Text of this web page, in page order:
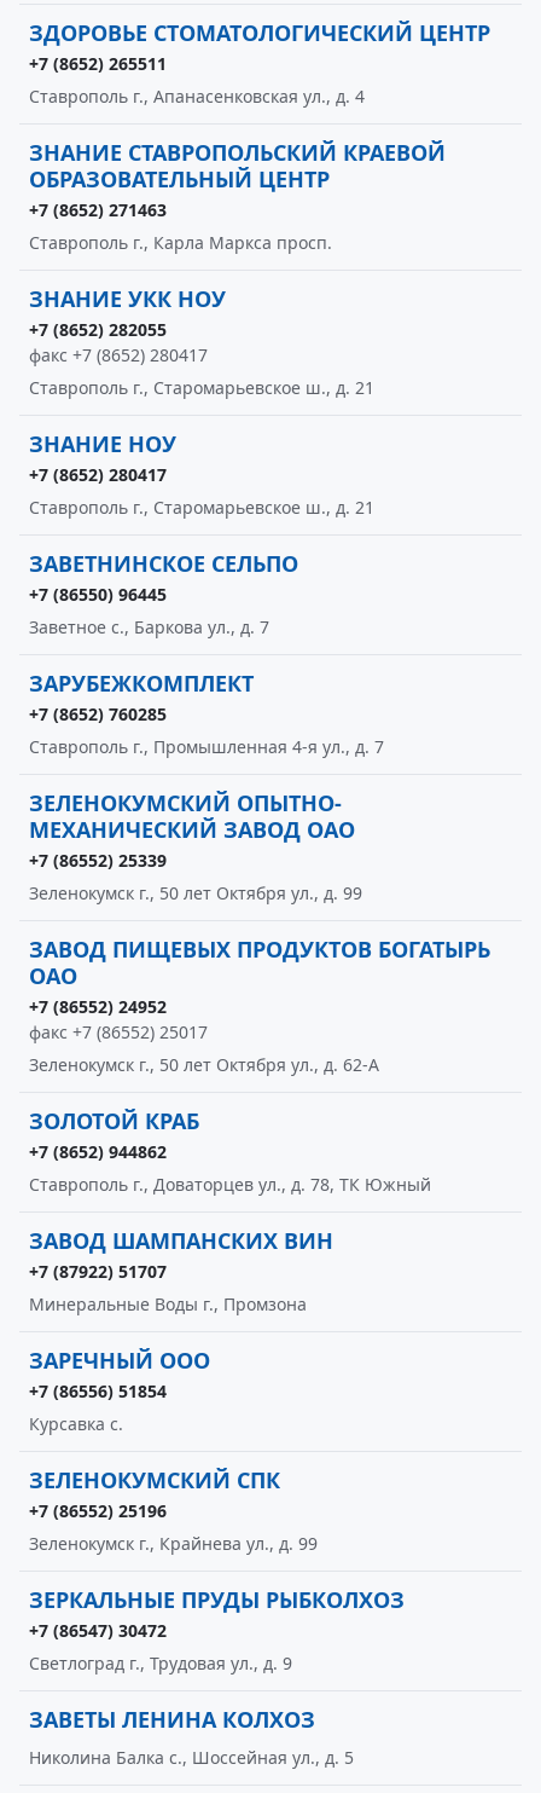
ЗДОРОВЬЕ СТОМАТОЛОГИЧЕСКИЙ ЦЕНТР
+7 (8652) 265511
Ставрополь г., Апанасенковская ул., д. 4
ЗНАНИЕ СТАВРОПОЛЬСКИЙ КРАЕВОЙ
ОБРАЗОВАТЕЛЬНЫЙ ЦЕНТР
+7 (8652) 271463
Ставрополь г., Карла Маркса просп.
ЗНАНИЕ УКК НОУ
+7 (8652) 282055
факс +7 (8652) 280417
Ставрополь г., Старомарьевское ш., д. 21
ЗНАНИЕ НОУ
+7 (8652) 280417
Ставрополь г., Старомарьевское ш., д. 21
ЗАВЕТНИНСКОЕ СЕЛЬПО
+7 (86550) 96445
Заветное с., Баркова ул., д. 7
ЗАРУБЕЖКОМПЛЕКТ
+7 (8652) 760285
Ставрополь г., Промышленная 4-я ул., д. 7
ЗЕЛЕНОКУМСКИЙ ОПЫТНО-
МЕХАНИЧЕСКИЙ ЗАВОД ОАО
+7 (86552) 25339
Зеленокумск г., 50 лет Октября ул., д. 99
ЗАВОД ПИЩЕВЫХ ПРОДУКТОВ БОГАТЫРЬ
ОАО
+7 (86552) 24952
факс +7 (86552) 25017
Зеленокумск г., 50 лет Октября ул., д. 62-А
ЗОЛОТОЙ КРАБ
+7 (8652) 944862
Ставрополь г., Доваторцев ул., д. 78, ТК Южный
ЗАВОД ШАМПАНСКИХ ВИН
+7 (87922) 51707
Минеральные Воды г., Промзона
ЗАРЕЧНЫЙ ООО
+7 (86556) 51854
Курсавка с.
ЗЕЛЕНОКУМСКИЙ СПК
+7 (86552) 25196
Зеленокумск г., Крайнева ул., д. 99
ЗЕРКАЛЬНЫЕ ПРУДЫ РЫБКОЛХОЗ
+7 (86547) 30472
Светлоград г., Трудовая ул., д. 9
ЗАВЕТЫ ЛЕНИНА КОЛХОЗ
Николина Балка с., Шоссейная ул., д. 5